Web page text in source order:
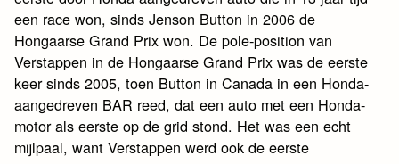
een race won, sinds Jenson Button in 2006 de
Hongaarse Grand Prix won. De pole-position van
Verstappen in de Hongaarse Grand Prix was de eerste
keer sinds 2005, toen Button in Canada in een Honda-
aangedreven BAR reed, dat een auto met een Honda-
motor als eerste op de grid stond. Het was een echt
mijlpaal, want Verstappen werd ook de eerste